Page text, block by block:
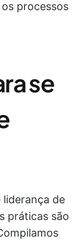
processos
se
de
práticas são